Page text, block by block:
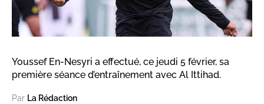
Youssef En-Nesyri a effectué, ce jeudi 5 février, sa
première séance d’entraînement avec Al Ittihad.
Par La Rédaction